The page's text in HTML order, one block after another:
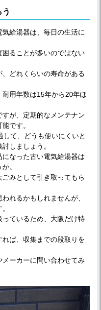
給湯器は、毎日の生活に
ることが多いのではない
どれくらいの寿命がある
用年数は15年から20年ほ
が、定期的なメンテナン
です。
して、どうも使いにくいと
しましょう。
なった古い電気給湯器は
。
みとして引き取ってもら
れるかもしれませんが、
ているため、大阪だけ特
ば、収集までの段取りを
ーカーに問い合わせてみ